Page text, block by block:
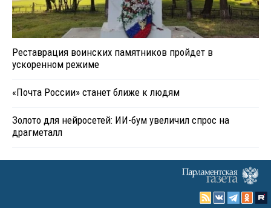
Реставрация воинских памятников пройдет в
ускоренном режиме
«Почта России» станет ближе к людям
Золото для нейросетей: ИИ-бум увеличил спрос на
драгметалл